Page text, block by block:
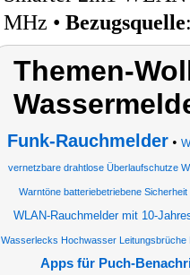
MHz • Bezugsquelle
Themen-
Funk-Rauchmelder •
vernetzbare drahtlose Überlaufschutze
Warntöne batteriebetriebene
WLAN-Rauchmelder mit 10-
Wasserlecks Hochwasser Leitungsbrüche
Apps für Puch-